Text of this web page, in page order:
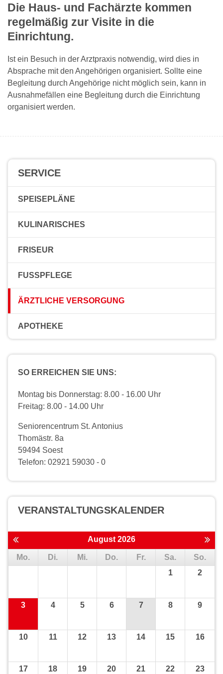
Die Haus- und Fachärzte kommen
regelmäßig zur Visite in die
Einrichtung.
Ist ein Besuch in der Arztpraxis notwendig, wird dies in
Absprache mit den Angehörigen organisiert. Sollte eine
Begleitung durch Angehörige nicht möglich sein, kann in
Ausnahmefällen eine Begleitung durch die Einrichtung
organisiert werden.
SERVICE
SPEISEPLÄNE
KULINARISCHES
FRISEUR
FUSSPFLEGE
ÄRZTLICHE VERSORGUNG
APOTHEKE
SO ERREICHEN SIE UNS:
Montag bis Donnerstag: 8.00 - 16.00 Uhr
Freitag: 8.00 - 14.00 Uhr
Seniorencentrum St. Antonius
Thomästr. 8a
59494 Soest
Telefon: 02921 59030 - 0
VERANSTALTUNGS­KALENDER
August 2026
Mo. Di. Mi. Do. Fr. Sa.
So.
1
2
3 4 5 6 7 8 9
10 11 12 13 14 15 16
17 18 19 20 21 22 23